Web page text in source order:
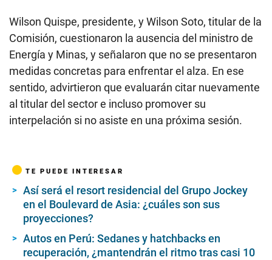
Wilson Quispe, presidente, y Wilson Soto, titular de la
Comisión, cuestionaron la ausencia del ministro de
Energía y Minas, y señalaron que no se presentaron
medidas concretas para enfrentar el alza. En ese
sentido, advirtieron que evaluarán citar nuevamente
al titular del sector e incluso promover su
interpelación si no asiste en una próxima sesión.
TE PUEDE INTERESAR
Así será el resort residencial del Grupo Jockey
en el Boulevard de Asia: ¿cuáles son sus
proyecciones?
Autos en Perú: Sedanes y hatchbacks en
recuperación, ¿mantendrán el ritmo tras casi 10